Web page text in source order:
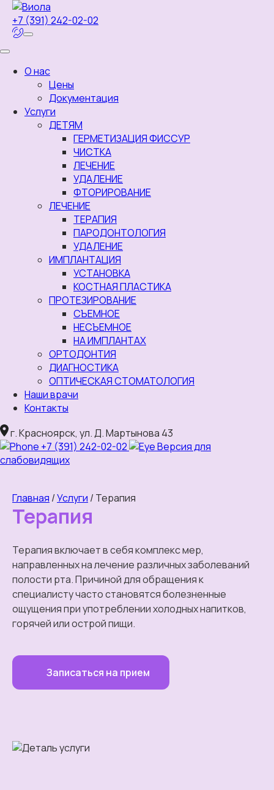
+7 (391) 242-02-02
О нас
Цены
Документация
Услуги
ДЕТЯМ
ГЕРМЕТИЗАЦИЯ ФИССУР
ЧИСТКА
ЛЕЧЕНИЕ
УДАЛЕНИЕ
ФТОРИРОВАНИЕ
ЛЕЧЕНИЕ
ТЕРАПИЯ
ПАРОДОНТОЛОГИЯ
УДАЛЕНИЕ
ИМПЛАНТАЦИЯ
УСТАНОВКА
КОСТНАЯ ПЛАСТИКА
ПРОТЕЗИРОВАНИЕ
СЪЕМНОЕ
НЕСЪЕМНОЕ
НА ИМПЛАНТАХ
ОРТОДОНТИЯ
ДИАГНОСТИКА
ОПТИЧЕСКАЯ СТОМАТОЛОГИЯ
Наши врачи
Контакты
г. Красноярск, ул. Д. Мартынова 43
+7 (391) 242-02-02
Версия для
слабовидящих
Главная /Услуги / Терапия
Терапия
Терапия включает в себя комплекс мер,
направленных на лечение различных заболеваний
полости рта. Причиной для обращения к
специалисту часто становятся болезненные
ощущения при употреблении холодных напитков,
горячей или острой пищи.
Записаться на прием